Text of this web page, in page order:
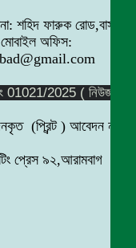
শহিদ ফারুক রোড,বাসা
অফিস:
নং 01021/2025 ( নিউজ
(প্রিন্ট ) আবেদন নং
প্রেস ৯২,আরামবাগ